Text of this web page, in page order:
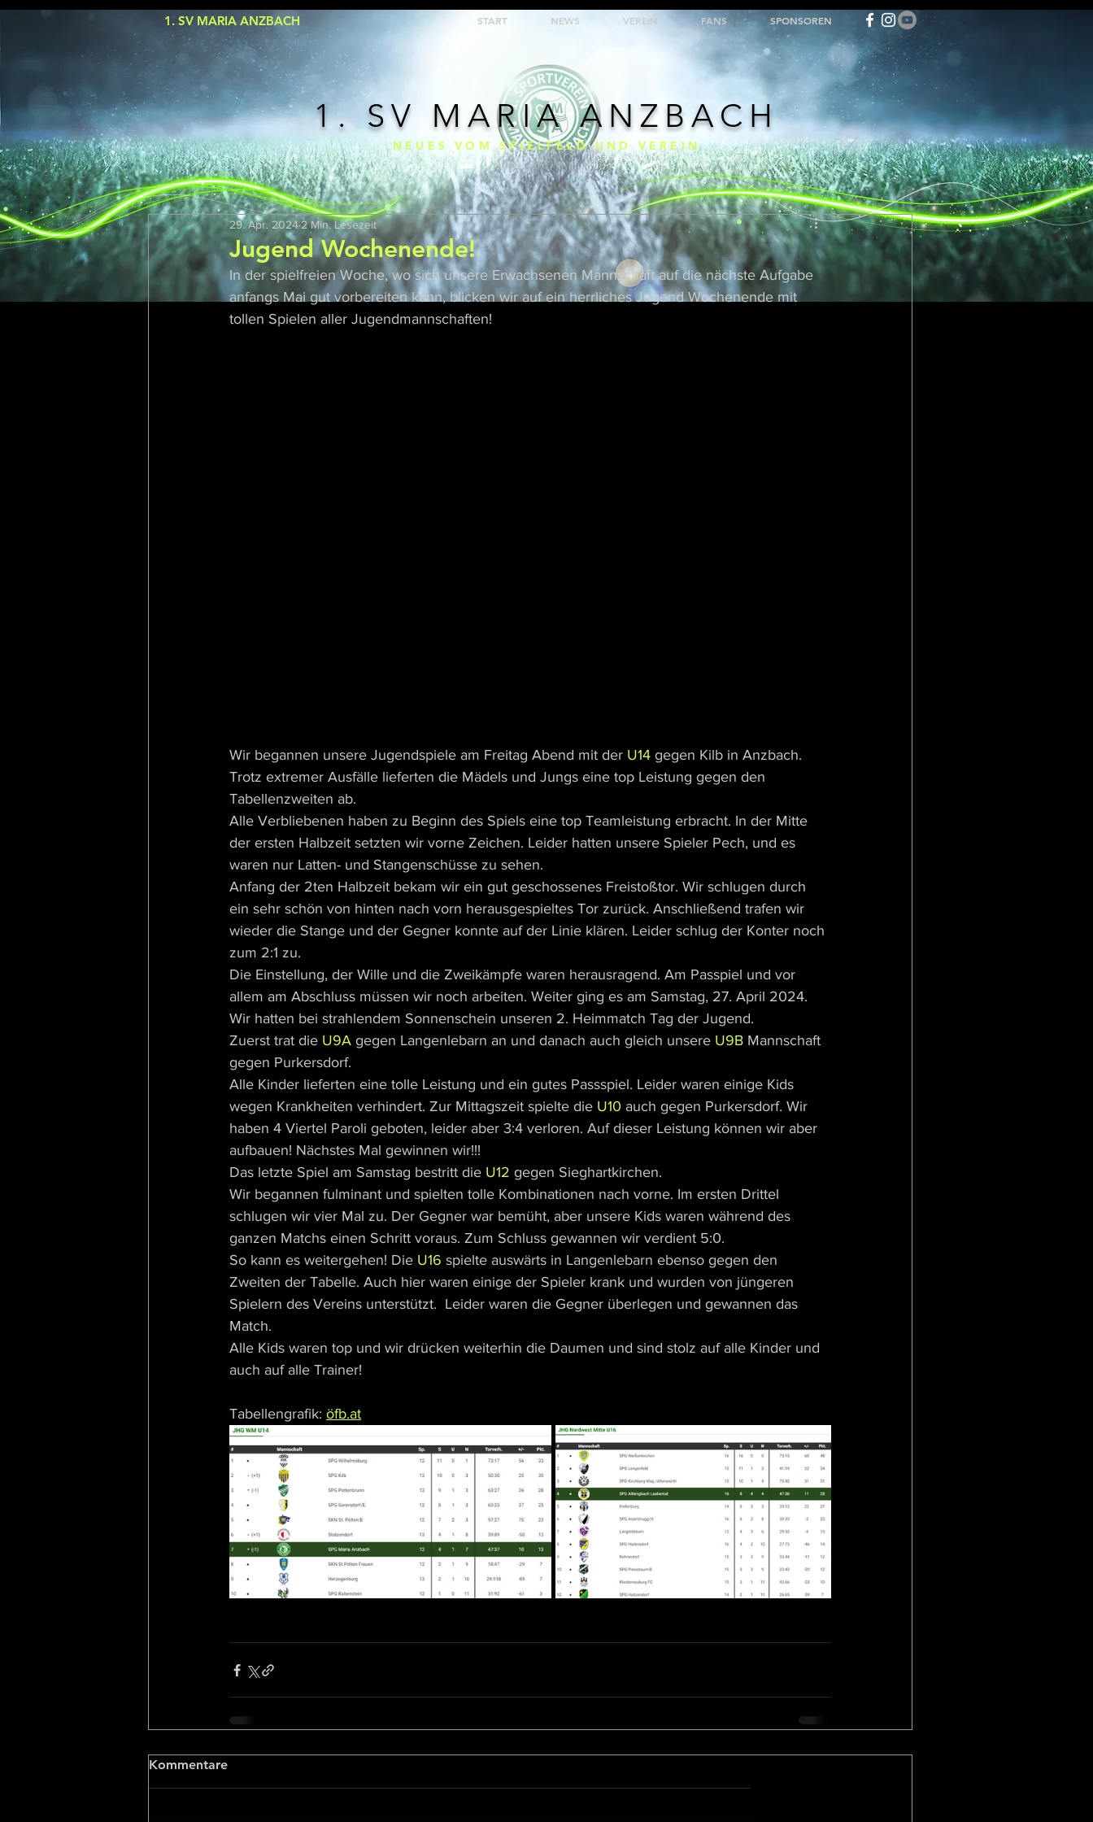
1. SV MARIA ANZBACH START NEWS VEREIN FANS SPONSOREN
1. SV MARIA ANZBACH
NEUES VOM SPIELFELD UND VEREIN
Jugend Wochenende!
29. Apr. 20242 Min. Lesezeit
In der spielfreien Woche, wo sich unsere Erwachsenen Mannschaft auf die nächste Aufgabe
anfangs Mai gut vorbereiten kann, blicken wir auf ein herrliches Jugend Wochenende mit
tollen Spielen aller Jugendmannschaften!
Wir begannen unsere Jugendspiele am Freitag Abend mit der U14 gegen Kilb in Anzbach.
Trotz extremer Ausfälle lieferten die Mädels und Jungs eine top Leistung gegen den
Tabellenzweiten ab.
Alle Verbliebenen haben zu Beginn des Spiels eine top Teamleistung erbracht. In der Mitte
der ersten Halbzeit setzten wir vorne Zeichen. Leider hatten unsere Spieler Pech, und es
waren nur Latten- und Stangenschüsse zu sehen.
Anfang der 2ten Halbzeit bekam wir ein gut geschossenes Freistoßtor. Wir schlugen durch
ein sehr schön von hinten nach vorn herausgespieltes Tor zurück. Anschließend trafen wir
wieder die Stange und der Gegner konnte auf der Linie klären. Leider schlug der Konter noch
zum 2:1 zu.
Die Einstellung, der Wille und die Zweikämpfe waren herausragend. Am Passpiel und vor
allem am Abschluss müssen wir noch arbeiten. Weiter ging es am Samstag, 27. April 2024.
Wir hatten bei strahlendem Sonnenschein unseren 2. Heimmatch Tag der Jugend.
Zuerst trat die U9A gegen Langenlebarn an und danach auch gleich unsere U9B Mannschaft
gegen Purkersdorf.
Alle Kinder lieferten eine tolle Leistung und ein gutes Passspiel. Leider waren einige Kids
wegen Krankheiten verhindert. Zur Mittagszeit spielte die U10 auch gegen Purkersdorf. Wir
haben 4 Viertel Paroli geboten, leider aber 3:4 verloren. Auf dieser Leistung können wir aber
aufbauen! Nächstes Mal gewinnen wir!!!
Das letzte Spiel am Samstag bestritt die U12 gegen Sieghartkirchen.
Wir begannen fulminant und spielten tolle Kombinationen nach vorne. Im ersten Drittel
schlugen wir vier Mal zu. Der Gegner war bemüht, aber unsere Kids waren während des
ganzen Matchs einen Schritt voraus. Zum Schluss gewannen wir verdient 5:0.
So kann es weitergehen! Die U16 spielte auswärts in Langenlebarn ebenso gegen den
Zweiten der Tabelle. Auch hier waren einige der Spieler krank und wurden von jüngeren
Spielern des Vereins unterstützt.  Leider waren die Gegner überlegen und gewannen das
Match.
Alle Kids waren top und wir drücken weiterhin die Daumen und sind stolz auf alle Kinder und
auch auf alle Trainer!
Tabellengrafik: öfb.at
Kommentare